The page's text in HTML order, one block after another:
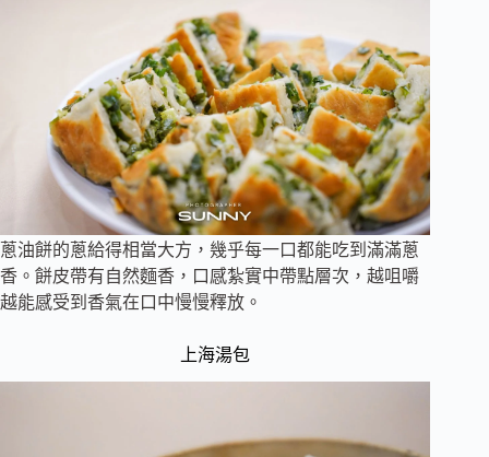
蔥油餅的蔥給得相當大方，幾乎每一口都能吃到滿滿蔥
香。餅皮帶有自然麵香，口感紮實中帶點層次，越咀嚼
越能感受到香氣在口中慢慢釋放。
上海湯包